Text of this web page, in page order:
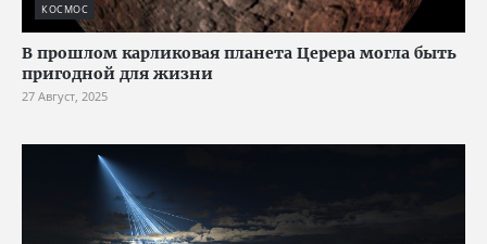
КОСМОС
В прошлом карликовая планета Церера могла быть
пригодной для жизни
27 Август, 2025